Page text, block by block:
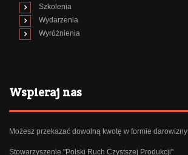
Szkolenia
Wydarzenia
Wyróżnienia
Wspieraj nas
Możesz przekazać dowolną kwotę w formie
Stowarzyszenie "Polski Ruch Czystszej Produkcji"